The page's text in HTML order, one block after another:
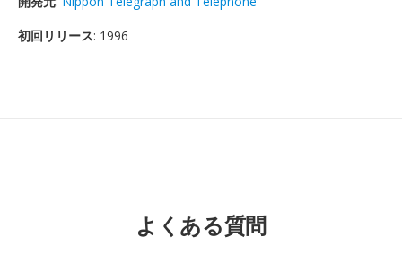
初回リリース: 1996
よくある質問